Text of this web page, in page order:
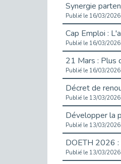
Publié le 16/03/2026
Publié le 16/03/2026
Publié le 16/03/2026
Publié le 13/03/2026
Publié le 13/03/2026
Publié le 13/03/2026